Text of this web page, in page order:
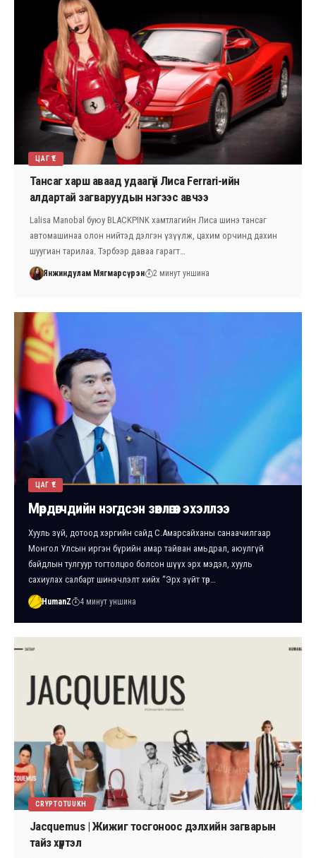
ЦАГ ҮЕ
Тансаг харш аваад удаагүй Лиса Ferrari-ийн
алдартай загваруудын нэгээс авчээ
Lalisa Manobal буюу BLACKPINK хамтлагийн Лиса шинэ тансаг
автомашинаа олон нийтэд дэлгэн үзүүлж, цахим орчинд дахин
шуугиан тарилаа. Тэрбээр даваа гарагт…
Янжиндулам Мягмарсүрэн 2 минут уншина
ЦАГ ҮЕ
Мөрдөгчдийн нэгдсэн зөвлөгөөн эхэллээ
Хууль зүй, дотоод хэргийн сайд С.Амарсайханы санаачилгаар
Монгол Улсын иргэн бүрийн амар тайван амьдрал, аюулгүй
байдлын тулгуур тогтолцоо болсон шүүх эрх мэдэл, хууль
сахиулах салбарт шинэчлэлт хийх “Эрх зүйт төр…
HumanZ 4 минут уншина
CRYPTOTUUKH
Jacquemus | Жижиг тосгоноос дэлхийн загварын
тайз хүртэл